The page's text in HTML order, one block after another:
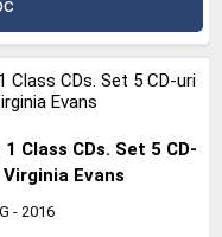
Class CDs. Set 5 CD-
Evans
- 2016